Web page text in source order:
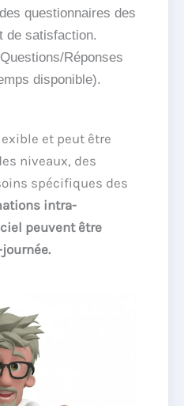
questionnaires des
de satisfaction.
Réponses
disponible).
et peut être
niveaux, des
spécifiques des
intra-
peuvent être